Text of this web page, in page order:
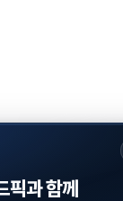
픽과 함께